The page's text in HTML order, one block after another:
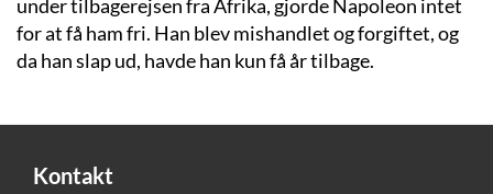
under tilbagerejsen fra Afrika, gjorde Napoleon intet
for at få ham fri. Han blev mishandlet og forgiftet, og
da han slap ud, havde han kun få år tilbage.
Kontakt